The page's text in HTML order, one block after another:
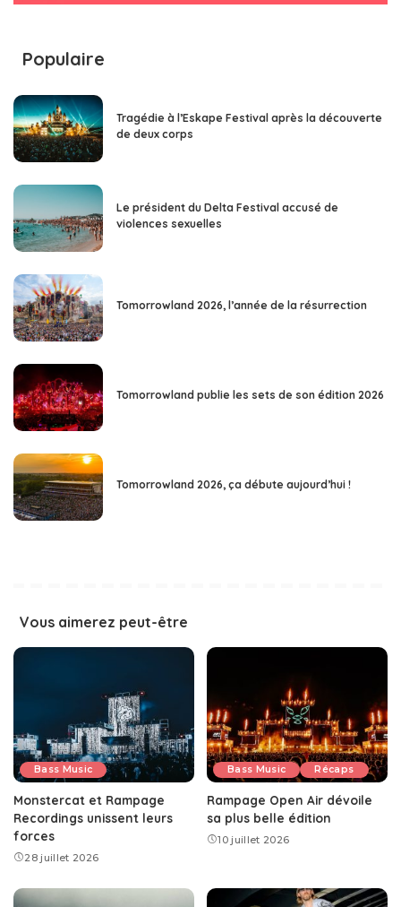
Populaire
Tragédie à l’Eskape Festival après la découverte
de deux corps
Le président du Delta Festival accusé de
violences sexuelles
Tomorrowland 2026, l’année de la résurrection
Tomorrowland publie les sets de son édition 2026
Tomorrowland 2026, ça débute aujourd’hui !
Vous aimerez peut-être
Bass Music
Monstercat et Rampage
Recordings unissent leurs
forces
28 juillet 2026
Bass Music Récaps
Rampage Open Air dévoile
sa plus belle édition
10 juillet 2026